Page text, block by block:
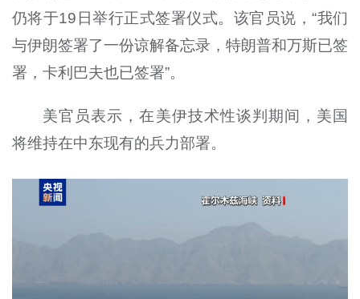
仍将于19日举行正式签署仪式。该官员说，“我们
与伊朗签署了一份谅解备忘录，特朗普和万斯已签
署，卡利巴夫也已签署”。
美官员表示，在美伊技术性谈判期间，美国
将维持在中东现有的兵力部署。